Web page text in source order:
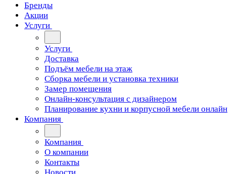
Бренды
Акции
Услуги
Услуги
Доставка
Подъём мебели на этаж
Сборка мебели и установка техники
Замер помещения
Онлайн-консультация с дизайнером
Планирование кухни и корпусной мебели онлайн
Компания
Компания
О компании
Контакты